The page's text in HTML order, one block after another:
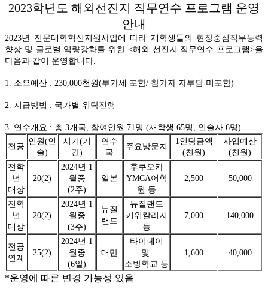
2023학년도 해외선진지 직무연수 프로그램 운영
안내
2023년 전문대학혁신지원사업에 따라 재학생들의 현장중심직무능력
향상 및 글로벌 역량강화를 위한 <해외 선진지 직무연수 프로그램>을
다음과 같이 운영합니다.
1. 소요예산 : 230,000천원(부가세 포함/ 참가자 자부담 미포함)
2. 지급방법 : 국가별 위탁진행
3. 연수개요 : 총 3개국, 참여인원 71명 (재학생 65명, 인솔자 6명)
전공
인원(인
솔)
시기(기
간)
연수
국
주요방문지
1인당금액
(천원)
사업예산
(천원)
전학
년
대상
20(2)
2024년 1
월중
(2주)
일본
후쿠오카
YMCA어학
원 등
2,500 50,000
전학
년
대상
20(2)
2024년 1
월중
(3주)
뉴질
랜드
뉴질랜드
키위칼리지
등
7,000 140,000
전공
연계
25(2)
2024년 1
월중
(6일)
대만
타이페이
및
소방학교 등
1,600 40,000
*운영에 따른 변경 가능성 있음